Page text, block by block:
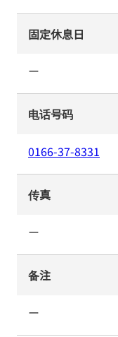
固定休息日
ー
电话号码
0166-37-8331
传真
ー
备注
ー